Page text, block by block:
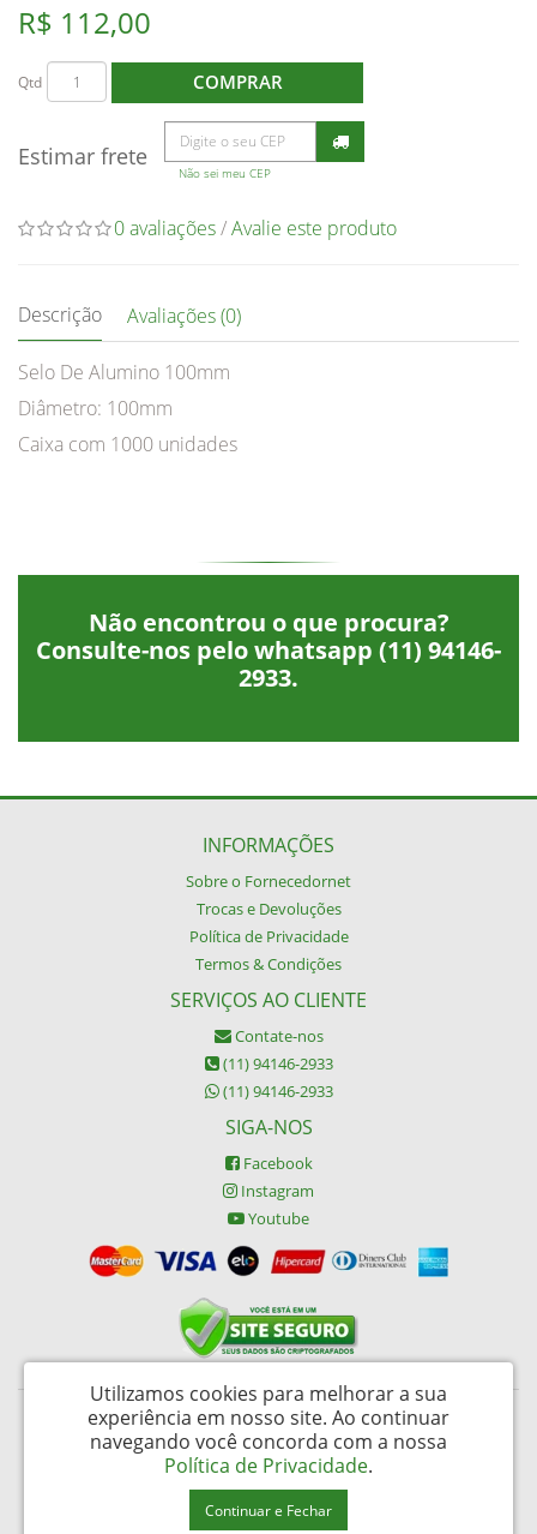
R$ 112,00
Qtd COMPRAR
Estimar frete
Não sei meu CEP
0 avaliações/Avalie este produto
Descrição Avaliações (0)
Selo De Alumino 100mm
Diâmetro: 100mm
Caixa com 1000 unidades
Não encontrou o que procura?
Consulte-nos pelo whatsapp (11) 94146-
2933.
INFORMAÇÕES
Sobre o Fornecedornet
Trocas e Devoluções
Política de Privacidade
Termos & Condições
SERVIÇOS AO CLIENTE
Contate-nos
(11) 94146-2933
(11) 94146-2933
SIGA-NOS
Facebook
Instagram
Youtube
Buypack Brasil Descartáveis Ltda - CNPJ: 06.002.162/0001-45
Rua da Alfândega 487 – Brás - São Paulo / SP - CEP: 03006-030
FornecedorNet © 2026
Utilizamos cookies para melhorar a sua
experiência em nosso site. Ao continuar
navegando você concorda com a nossa
Política de Privacidade.
Continuar e Fechar